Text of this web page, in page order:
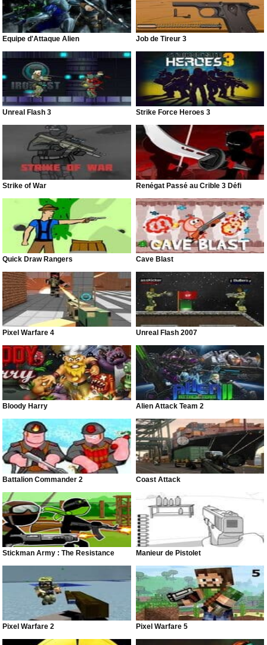
Équipe d'Attaque Alien Job de Tireur 3
Unreal Flash 3 Strike Force Heroes 3
Strike of War Renégat Passé au Crible 3 Défi
Quick Draw Rangers Cave Blast
Pixel Warfare 4 Unreal Flash 2007
Bloody Harry Alien Attack Team 2
Battalion Commander 2 Coast Attack
Stickman Army : The Resistance Manieur de Pistolet
Pixel Warfare 2 Pixel Warfare 5